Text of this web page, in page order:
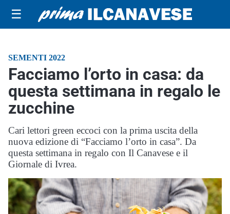
☰
SEMENTI 2022
Facciamo l’orto in casa: da
questa settimana in regalo le
zucchine
Cari lettori green eccoci con la prima uscita della
nuova edizione di “Facciamo l’orto in casa”. Da
questa settimana in regalo con Il Canavese e il
Giornale di Ivrea.